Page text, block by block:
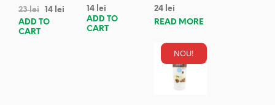
23lei 14 lei
ADD TO
CART
14 lei
ADD TO
CART
24 lei
READ MORE
NOU!